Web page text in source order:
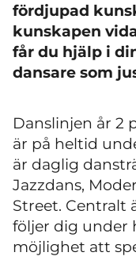
fördjupad
kunskapen
får du hjälp i
dansare som
Danslinjen år 2
är på heltid
är daglig
Jazzdans,
Street. Centralt
följer dig under
möjlighet att